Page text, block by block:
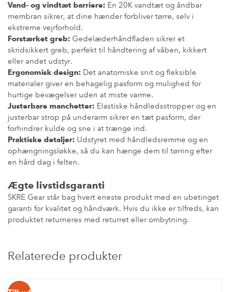
Vand- og vindtæt barriere: En 20K vandtæt og åndbar
membran sikrer, at dine hænder forbliver tørre, selv i
ekstreme vejrforhold.
Forstærket greb: Gedelæderhåndfladen sikrer et
skridsikkert greb, perfekt til håndtering af våben, kikkert
eller andet udstyr.
Ergonomisk design: Det anatomiske snit og fleksible
materialer giver en behagelig pasform og mulighed for
hurtige bevægelser uden at miste varme.
Justerbare manchetter: Elastiske håndledsstropper og en
justerbar strop på underarm sikrer en tæt pasform, der
forhindrer kulde og sne i at trænge ind.
Praktiske detaljer: Udstyret med håndledsremme og en
ophængningsløkke, så du kan hænge dem til tørring efter
en hård dag i felten.
Ægte livstidsgaranti
SKRE Gear står bag hvert eneste produkt med en ubetinget
garanti for kvalitet og håndværk. Hvis du ikke er tilfreds, kan
produktet returneres med returret eller ombytning.
Relaterede produkter